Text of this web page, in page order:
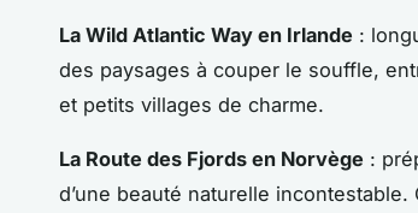
La Wild Atlantic Way en Irlande :
des paysages à couper le souffle,
et petits villages de charme.
La Route des Fjords en Norvège :
d’une beauté naturelle